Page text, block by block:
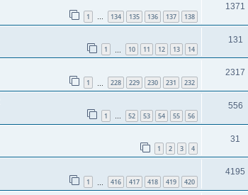
1 … 134 135 136 137 138
1371
1 10 11 12 13 14
131
1 228 229 230 231 232
2317
1 … 52 53 54 55 56
556
1 2 3 4
31
1 416 417 418 419 420
4195